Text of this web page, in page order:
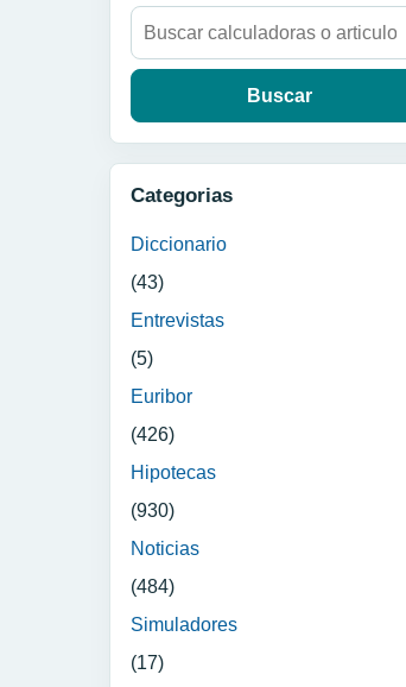
Buscar:
Categorias
Diccionario
(43)
Entrevistas
(5)
Euribor
(426)
Hipotecas
(930)
Noticias
(484)
Simuladores
(17)